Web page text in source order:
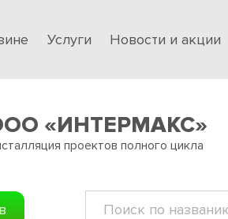
Услуги Новости и акции
«ИНТЕРМАКС»
проектов полного цикла